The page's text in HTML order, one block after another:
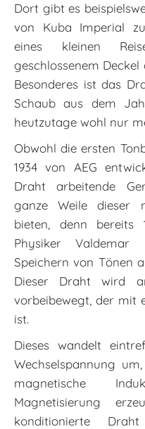
Dort gibt es
von Kuba Imperial
eines kleinen
geschlossenem
Besonderes ist das
Schaub aus dem
heutzutage wohl nur
Obwohl die ersten
1934 von AEG
Draht arbeitende
ganze Weile dieser
bieten, denn bereits
Physiker
Speichern von Tönen
Dieser Draht wird
vorbeibewegt, der mit
ist.
Dieses wandelt
Wechselspannung
magnetische
Magnetisierung
konditionierte